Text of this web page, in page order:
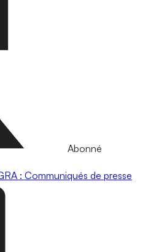
Abonné
: Communiqués de presse